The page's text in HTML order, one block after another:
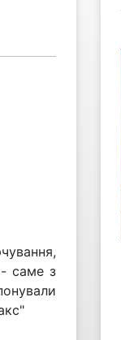
- саме з